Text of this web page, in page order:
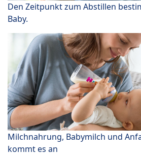
Den Zeitpunkt zum Abstillen
Baby.
Milchnahrung, Babymilch und
kommt es an